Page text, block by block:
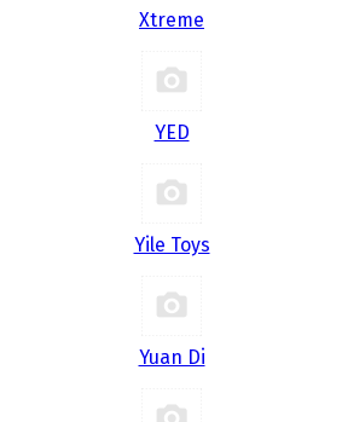
Xtreme
YED
Yile Toys
Yuan Di